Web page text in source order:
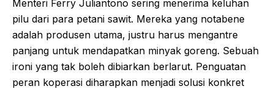
Menteri Ferry Juliantono sering menerima keluhan
pilu dari para petani sawit. Mereka yang notabene
adalah produsen utama, justru harus mengantre
panjang untuk mendapatkan minyak goreng. Sebuah
ironi yang tak boleh dibiarkan berlarut. Penguatan
peran koperasi diharapkan menjadi solusi konkret